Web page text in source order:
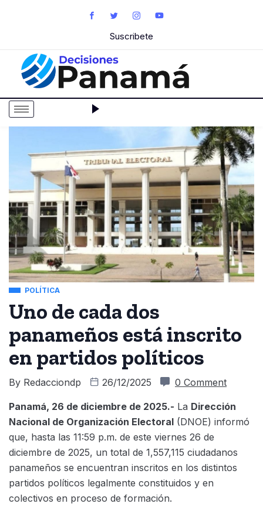
Suscribete
POLÍTICA
Uno de cada dos
panameños está inscrito
en partidos políticos
By Redacciondp 26/12/2025 0 Comment
Panamá, 26 de diciembre de 2025.- La Dirección
Nacional de Organización Electoral (DNOE) informó
que, hasta las 11:59 p.m. de este viernes 26 de
diciembre de 2025, un total de 1,557,115 ciudadanos
panameños se encuentran inscritos en los distintos
partidos políticos legalmente constituidos y en
colectivos en proceso de formación.